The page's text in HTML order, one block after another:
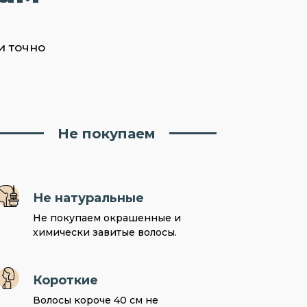
точно
Не покупаем
Не натуральные
Не покупаем окрашенные и
химически завитые волосы.
Короткие
Волосы короче 40 см не